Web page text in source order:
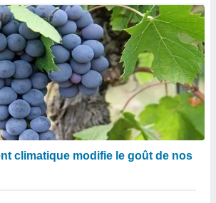
climatique modifie le goût de nos